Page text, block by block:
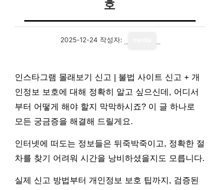
호
2025-12-24 작성자:
인스타그램 몰래보기 신고 | 불법 사이트 신고 + 개
인정보 보호에 대해 정확히 알고 싶으신데, 어디서
부터 어떻게 해야 할지 막막하시죠? 이 글 하나로
모든 궁금증을 해결해 드릴게요.
인터넷에 떠도는 정보들은 뒤죽박죽이고, 정확한 절
차를 찾기 어려워 시간을 낭비하셨을지도 모릅니다.
실제 신고 방법부터 개인정보 보호 팁까지, 검증된